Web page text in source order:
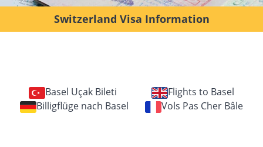
Switzerland Visa Information
Basel Uçak Bileti
Flights to Basel
Billigflüge nach Basel
Vols Pas Cher Bâle